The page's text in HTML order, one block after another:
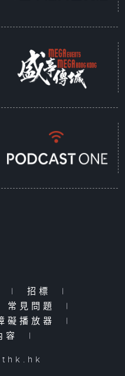
| 招標
|
常見問題
|
礙播放器
|
容
|